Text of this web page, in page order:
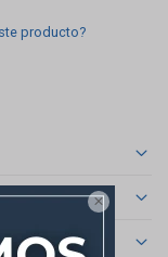

producto?